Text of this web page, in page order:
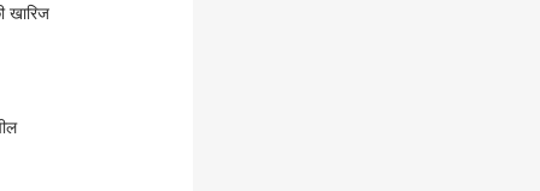
खारिज